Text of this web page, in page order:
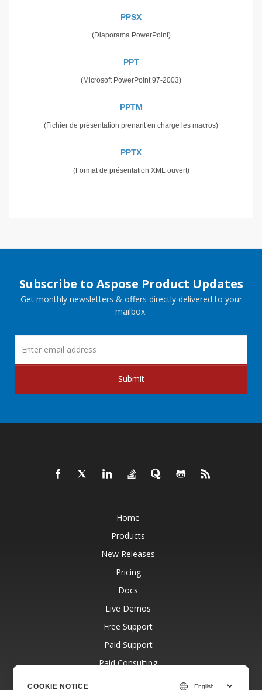
PPSX
(Diaporama PowerPoint)
PPT
(Microsoft PowerPoint 97-2003)
PPTM
(Fichier de présentation prenant en charge les macros)
PPTX
(Format de présentation XML ouvert)
Subscribe to Aspose Product Updates
Get monthly newsletters & offers directly delivered to your
mailbox.
Submit
Home
Products
New Releases
Pricing
Docs
Live Demos
Free Support
Paid Support
Paid Consulting
COOKIE NOTICE